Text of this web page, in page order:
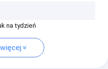
na tydzień